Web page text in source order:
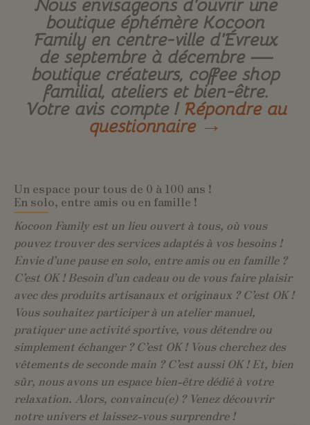
boutique éphémère Kocoon
Family en centre-ville d’Évreux
de septembre à décembre —
boutique créateurs, coffee shop
familial, ateliers et bien-être.
Votre avis compte !Répondre au
questionnaire →
Un espace pour tous de 0 à 100 ans !
En solo, entre amis ou en famille !
Kocoon Family est un lieu ouvert à tous, où vous
pouvez trouver des services adaptés à vos besoins !
Envie d’une pause en solo, entre amis ou en famille ?
C’est OK ! Besoin d’un cadeau ou de vous faire plaisir
avec des produits artisanaux et originaux ? C’est OK !
Vous souhaitez participer à un atelier manuel,
pratiquer une activité sportive, vous détendre ou
simplement échanger ? C’est OK ! Vous cherchez des
vêtements de seconde main ? C’est aussi OK ! Et, bien
sûr, nous avons un espace bien-être dédié à votre
relaxation. Alors, convaincu(e) ? Venez découvrir
notre univers et laissez-vous surprendre !